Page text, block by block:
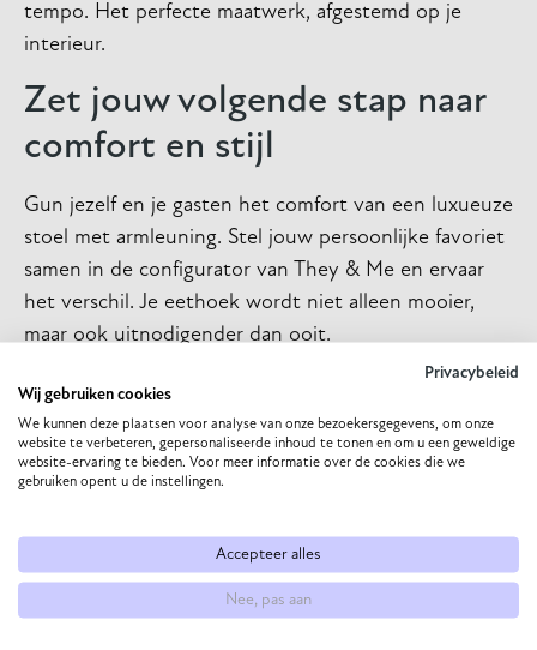
tempo. Het perfecte maatwerk, afgestemd op je
interieur.
Zet jouw volgende stap naar
comfort en stijl
Gun jezelf en je gasten het comfort van een luxueuze
stoel met armleuning. Stel jouw persoonlijke favoriet
samen in de configurator van They & Me en ervaar
het verschil. Je eethoek wordt niet alleen mooier,
maar ook uitnodigender dan ooit.
Privacybeleid
Wij gebruiken cookies
We kunnen deze plaatsen voor analyse van onze bezoekersgegevens, om onze
website te verbeteren, gepersonaliseerde inhoud te tonen en om u een geweldige
website-ervaring te bieden. Voor meer informatie over de cookies die we
gebruiken opent u de instellingen.
Accepteer alles
Nee, pas aan